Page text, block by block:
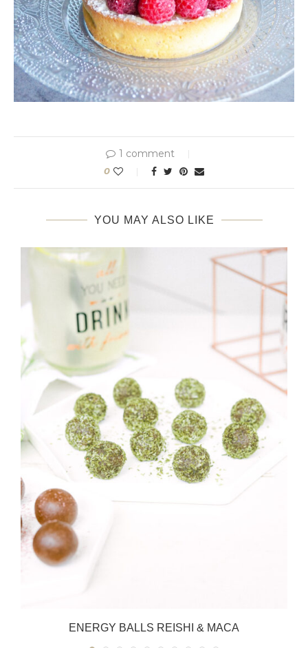
1 comment
0
YOU MAY ALSO LIKE
ENERGY BALLS REISHI & MACA